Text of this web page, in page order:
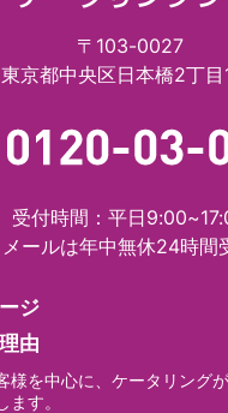
〒103-0027
東京都中央区日本橋2丁
受付時間：平日
メールは年中無休24時間
ジ
由
様を中心に、ケータリング
ます。